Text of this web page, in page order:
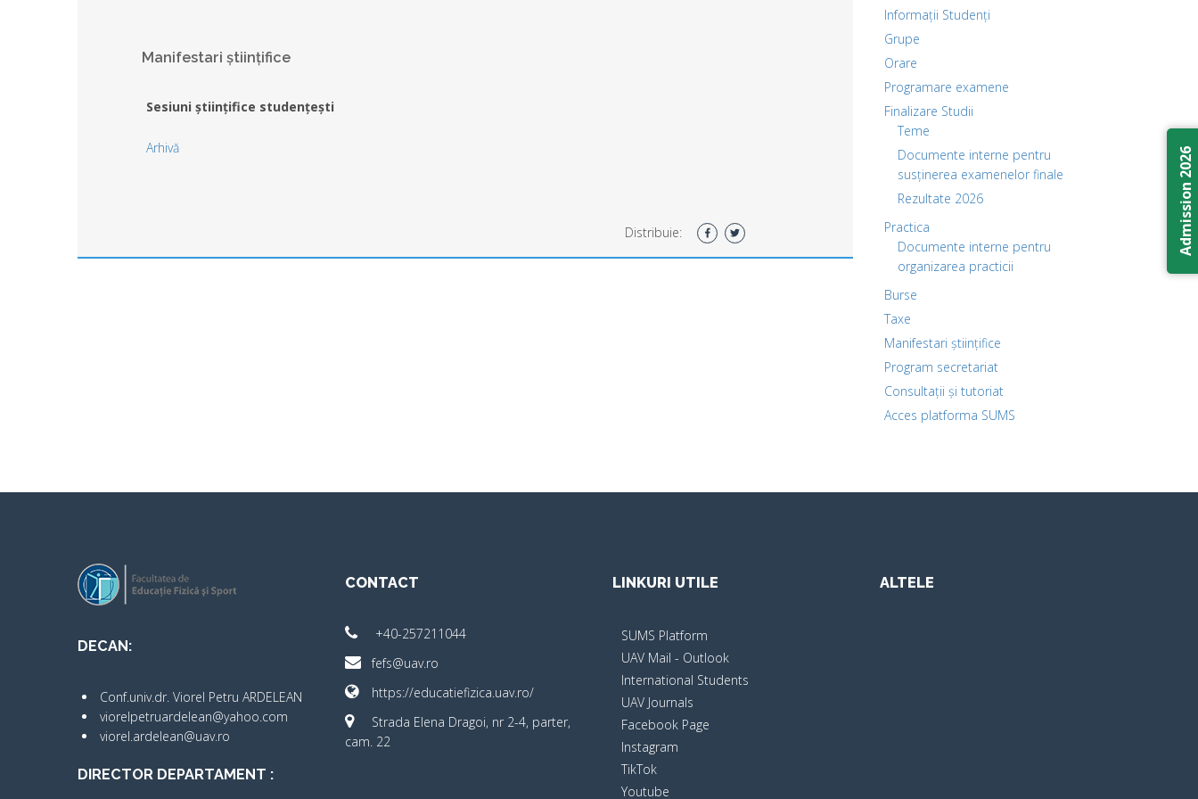
Manifestari științifice
Sesiuni științifice studențești
Arhivă
Distribuie:
Informații Studenți
Grupe
Orare
Programare examene
Finalizare Studii
Teme
Documente interne pentru
susținerea examenelor finale
Rezultate 2026
Practica
Documente interne pentru
organizarea practicii
Burse
Taxe
Manifestari științifice
Program secretariat
Consultații și tutoriat
Acces platforma SUMS
DECAN:
Conf.univ.dr. Viorel Petru ARDELEAN
viorelpetruardelean@yahoo.com
viorel.ardelean@uav.ro
DIRECTOR DEPARTAMENT :
CONTACT
+40-257211044
fefs@uav.ro
https://educatiefizica.uav.ro/
Strada Elena Dragoi, nr 2-4, parter,
cam. 22
LINKURI UTILE
SUMS Platform
UAV Mail - Outlook
International Students
UAV Journals
Facebook Page
Instagram
TikTok
Youtube
ALTELE
Admission 2026